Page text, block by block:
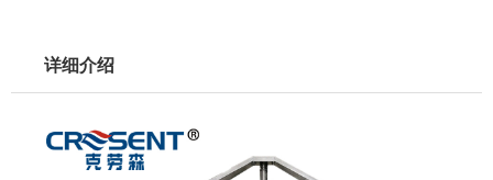
详细介绍